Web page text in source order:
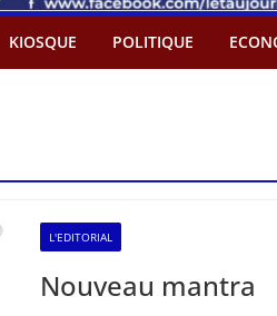
KIOSQUE POLITIQUE
L'EDITORIAL
Nouveau mantra